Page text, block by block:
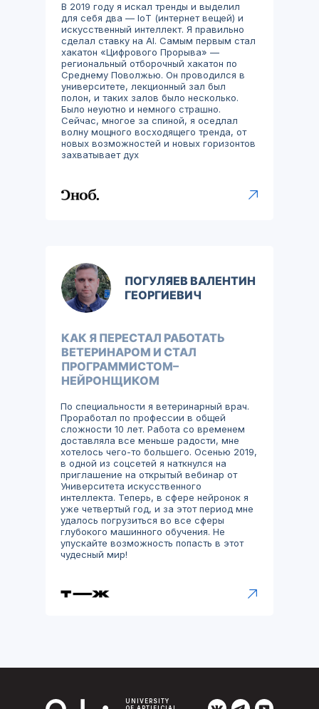
В 2019 году я искал тренды и выделил
для себя два — IоT (интернет вещей) и
искусственный интеллект. Я правильно
сделал ставку на AI. Самым первым стал
хакатон «Цифрового Прорыва» —
региональный отборочный хакатон по
Среднему Поволжью. Он проводился в
университете, лекционный зал был
полон, и таких залов было несколько.
Было неуютно и немного страшно.
Сейчас, многое за спиной, я оседлал
волну мощного восходящего тренда, от
новых возможностей и новых горизонтов
захватывает дух
По специальности я ветеринарный врач.
Проработал по профессии в общей
сложности 10 лет. Работа со временем
доставляла все меньше радости, мне
хотелось чего-то большего. Осенью 2019,
в одной из соцсетей я наткнулся на
приглашение на открытый вебинар от
Университета искусственного
интеллекта. Теперь, в сфере нейронок я
уже четвертый год, и за этот период мне
удалось погрузиться во все сферы
глубокого машинного обучения. Не
упускайте возможность попасть в этот
чудесный мир!
ПОГУЛЯЕВ ВАЛЕНТИН
ГЕОРГИЕВИЧ
КАК Я ПЕРЕСТАЛ РАБОТАТЬ
ВЕТЕРИНАРОМ И СТАЛ
ПРОГРАММИСТОМ–
НЕЙРОНЩИКОМ
UNIVERSITY